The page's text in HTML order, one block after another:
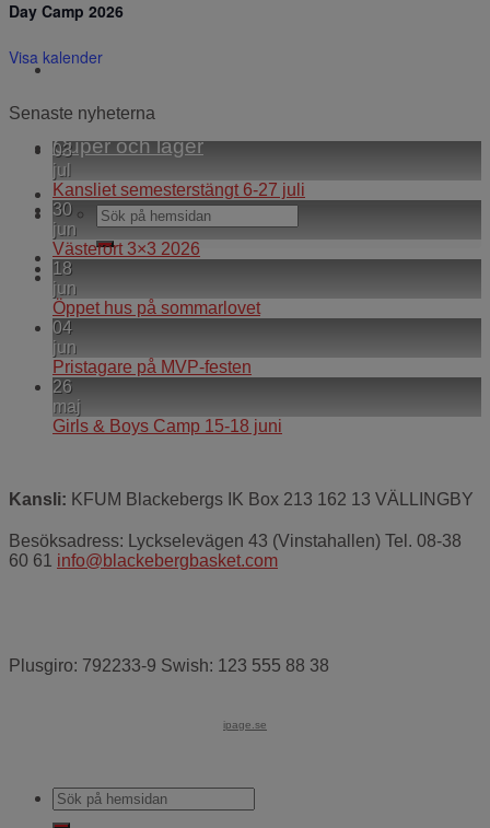
För alla coacher
Cuper och läger
Day Camp 2026
Visa kalender
Senaste nyheterna
03
jul
Kansliet semesterstängt 6-27 juli
30
jun
Västerort 3×3 2026
18
jun
Öppet hus på sommarlovet
04
jun
Pristagare på MVP-festen
26
maj
Girls & Boys Camp 15-18 juni
Kansli: KFUM Blackebergs IK Box 213 162 13 VÄLLINGBY
Besöksadress: Lyckselevägen 43 (Vinstahallen) Tel. 08-38
60 61 info@blackebergbasket.com
Plusgiro: 792233-9 Swish: 123 555 88 38
ipage.se